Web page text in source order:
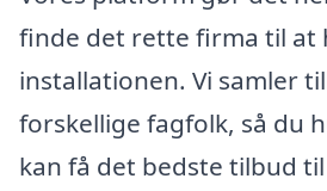
finde det rette firma til at
installationen. Vi samler
forskellige fagfolk, så du
kan få det bedste tilbud